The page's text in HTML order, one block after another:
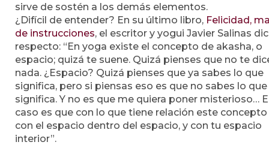
sirve de sostén a los demás elementos.
¿Difícil de entender? En su último libro, Felicidad,
de instrucciones, el escritor y yogui Javier Salinas
respecto: “En yoga existe el concepto de akasha, o
espacio; quizá te suene. Quizá pienses que no te
nada. ¿Espacio? Quizá pienses que ya sabes lo que
significa, pero si piensas eso es que no sabes lo que
significa. Y no es que me quiera poner misterioso…
caso es que con lo que tiene relación este concepto
con el espacio dentro del espacio, y con tu espacio
interior”.